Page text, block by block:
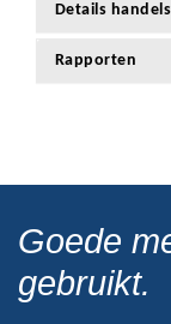
Details
Rapporten
Goede
gebruikt.